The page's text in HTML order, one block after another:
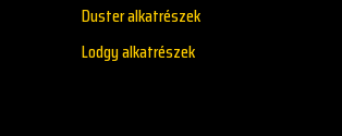
Duster alkatrészek
Lodgy alkatrészek